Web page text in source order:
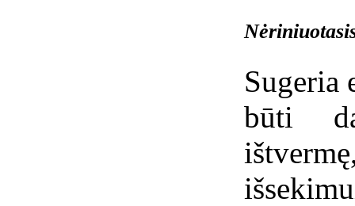
Sugeria
būti